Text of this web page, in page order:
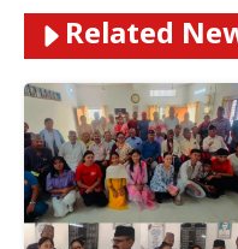
Related